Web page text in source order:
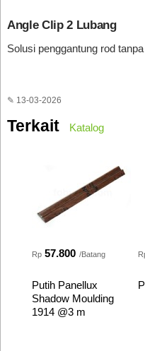
Angle Clip 2 Lubang
Solusi penggantung rod
✎ 13-03-2026
Terkait Katalog
Rp 57.800 /Batang
Putih Panellux
Shadow Moulding
1914 @3 m